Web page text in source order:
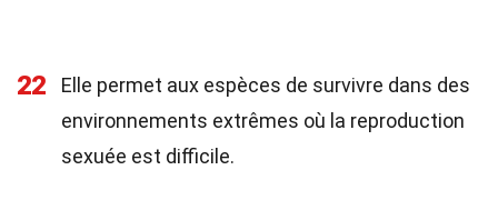
22
Elle permet aux espèces de survivre dans des
environnements extrêmes où la reproduction
sexuée est difficile.